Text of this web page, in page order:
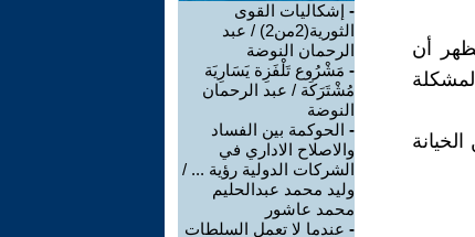
أن
- إشكاليات القوى
الثورية(2من2) / عبد
الرحمان النوضة
- مَشْرُوع تَلْفَزِة يَسَارِيَة
مُشْتَرَكَة / عبد الرحمان
النوضة
- الحوكمة بين الفساد
والاصلاح الاداري في
الشركات الدولية رؤية ... /
وليد محمد عبدالحليم
محمد عاشور
- عندما لا تعمل السلطات